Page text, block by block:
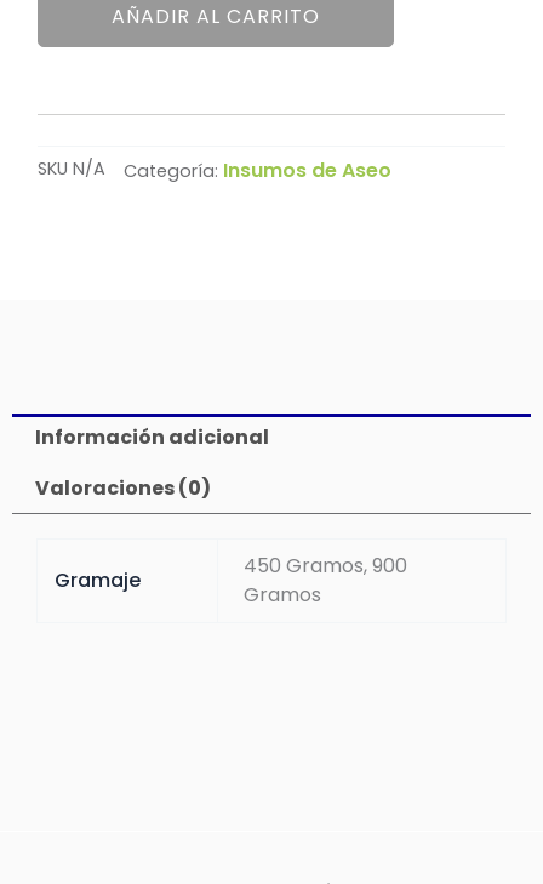
AÑADIR AL CARRITO
SKUN/A Categoría: Insumos de Aseo
Información adicional
Valoraciones (0)
Gramaje
450 Gramos, 900
Gramos